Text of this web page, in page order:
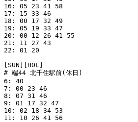
16: 05 23 41 58
17: 15 33 46
18: 00 17 32 49
19: 05 19 33 47
20: 00 12 26 41 55
21: 11 27 43
22: 01 20
[SUN][HOL]
# 端44 北千住駅前(休日)
6: 40
7: 00 23 46
8: 07 31 46
9: 01 17 32 47
10: 02 18 34 53
11: 10 26 41 56